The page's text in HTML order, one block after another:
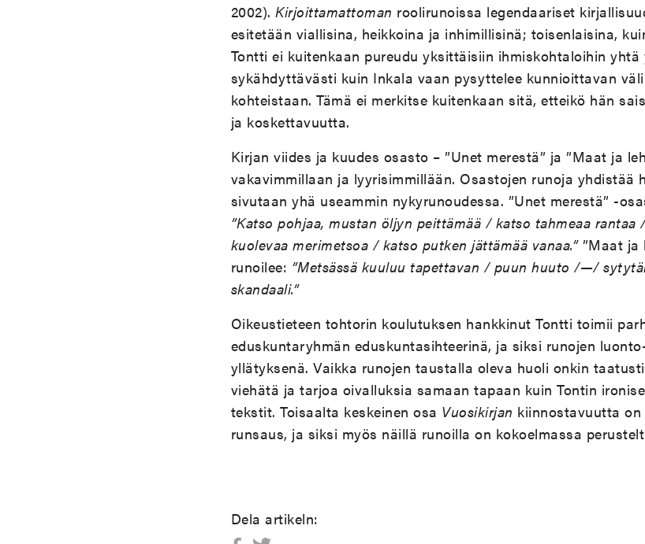
2002). Kirjoittamattoman roolirunoissa legendaariset
esitetään viallisina, heikkoina ja inhimillisinä; toisenlaisina,
Tontti ei kuitenkaan pureudu yksittäisiin ihmiskohtaloihin
sykähdyttävästi kuin Inkala vaan pysyttelee kunnioittavan
kohteistaan. Tämä ei merkitse kuitenkaan sitä, etteikö hän
ja koskettavuutta.
Kirjan viides ja kuudes osasto – ”Unet merestä” ja ”Maat ja
vakavimmillaan ja lyyrisimmillään. Osastojen runoja yhdistää
sivutaan yhä useammin nykyrunoudessa. ”Unet merestä” -
”Katso pohjaa, mustan öljyn peittämää / katso tahmeaa rantaa
kuolevaa merimetsoa / katso putken jättämää vanaa.””Maat ja
runoilee: ”Metsässä kuuluu tapettavan / puun huuto /—/
skandaali.”
Oikeustieteen tohtorin koulutuksen hankkinut Tontti toimii
eduskuntaryhmän eduskuntasihteerinä, ja siksi runojen
yllätyksenä. Vaikka runojen taustalla oleva huoli onkin
viehätä ja tarjoa oivalluksia samaan tapaan kuin Tontin
tekstit. Toisaalta keskeinen osa Vuosikirjan kiinnostavuutta
runsaus, ja siksi myös näillä runoilla on kokoelmassa
Dela artikeln: